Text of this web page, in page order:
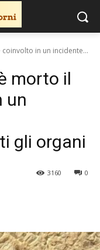
in un incidente...
morto il
un
gli organi
0
3160